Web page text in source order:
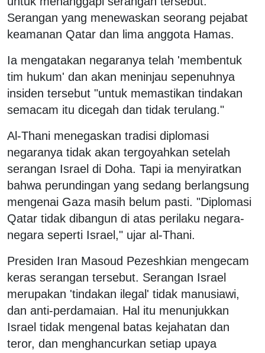
Serangan yang menewaskan seorang pejabat
keamanan Qatar dan lima anggota Hamas.
Ia mengatakan negaranya telah 'membentuk
tim hukum' dan akan meninjau sepenuhnya
insiden tersebut "untuk memastikan tindakan
semacam itu dicegah dan tidak terulang."
Al-Thani menegaskan tradisi diplomasi
negaranya tidak akan tergoyahkan setelah
serangan Israel di Doha. Tapi ia menyiratkan
bahwa perundingan yang sedang berlangsung
mengenai Gaza masih belum pasti. "Diplomasi
Qatar tidak dibangun di atas perilaku negara-
negara seperti Israel," ujar al-Thani.
Presiden Iran Masoud Pezeshkian mengecam
keras serangan tersebut. Serangan Israel
merupakan 'tindakan ilegal' tidak manusiawi,
dan anti-perdamaian. Hal itu menunjukkan
Israel tidak mengenal batas kejahatan dan
teror, dan menghancurkan setiap upaya